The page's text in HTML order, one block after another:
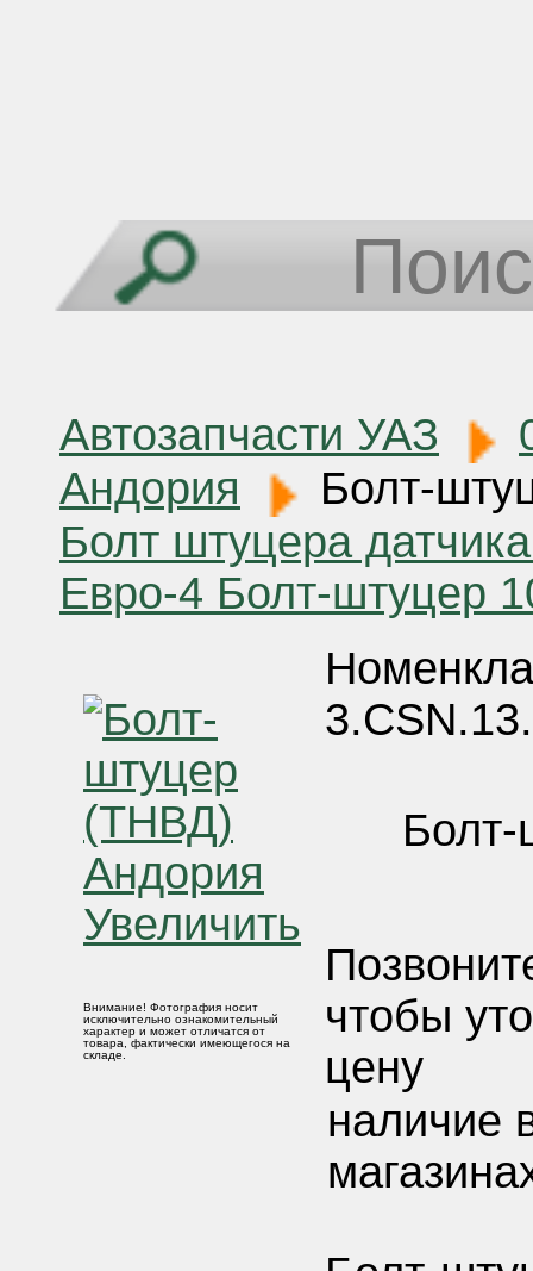
Автозапчасти УАЗ
Андория
Болт-
Болт штуцера
Евро-4 Болт-штуцер
Увеличить
Внимание! Фотография носит
исключительно ознакомительный
характер и может отличатся от
товара, фактически имеющегося на
складе.
чтобы
цену
наличие